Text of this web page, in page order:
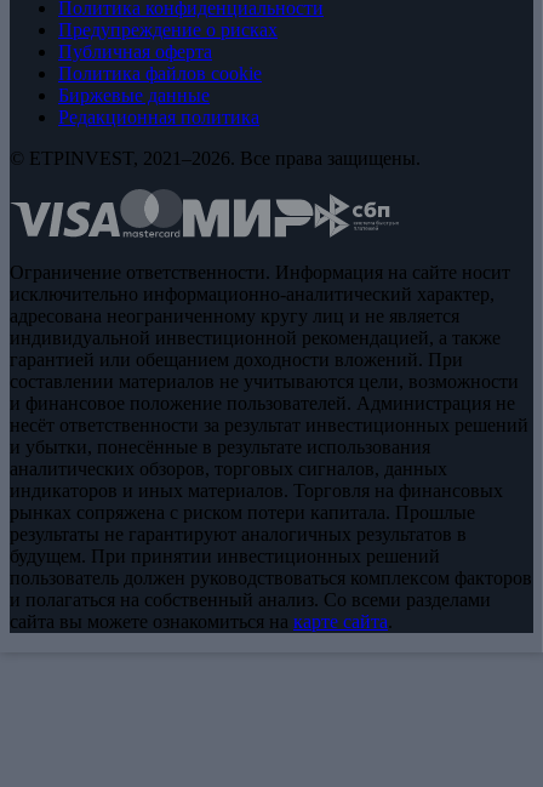
Политика конфиденциальности
Предупреждение о рисках
Публичная оферта
Политика файлов cookie
Биржевые данные
Редакционная политика
© ETPINVEST, 2021–2026. Все права защищены.
Ограничение ответственности. Информация на сайте носит
исключительно информационно-аналитический характер,
адресована неограниченному кругу лиц и не является
индивидуальной инвестиционной рекомендацией, а также
гарантией или обещанием доходности вложений. При
составлении материалов не учитываются цели, возможности
и финансовое положение пользователей. Администрация не
несёт ответственности за результат инвестиционных решений
и убытки, понесённые в результате использования
аналитических обзоров, торговых сигналов, данных
индикаторов и иных материалов. Торговля на финансовых
рынках сопряжена с риском потери капитала. Прошлые
результаты не гарантируют аналогичных результатов в
будущем. При принятии инвестиционных решений
пользователь должен руководствоваться комплексом факторов
и полагаться на собственный анализ. Со всеми разделами
сайта вы можете ознакомиться на карте сайта.